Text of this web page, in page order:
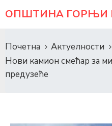
ОПШТИНА ГОРЊИ
Почетна
Актуелности
Нови камион смећар за
предузеће